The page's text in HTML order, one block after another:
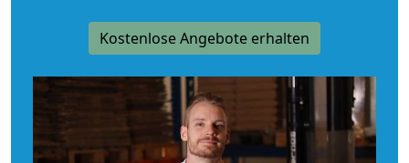
Kostenlose Angebote erhalten